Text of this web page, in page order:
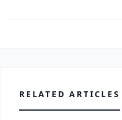
RELATED ARTICLES